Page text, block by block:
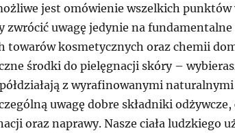
jest omówienie wszelkich punktów
zwrócić uwagę jedynie na fundamentalne
towarów kosmetycznych oraz chemii
środki do pielęgnacji skóry –
z wyrafinowanymi
uwagę dobre składniki odżywcze,
oraz naprawy. Nasze ciała ludzkiego